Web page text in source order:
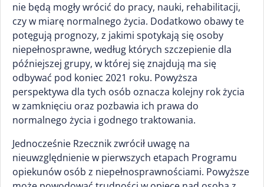
nie będą mogły wrócić do pracy, nauki, rehabilitacji,
czy w miarę normalnego życia. Dodatkowo obawy te
potęgują prognozy, z jakimi spotykają się osoby
niepełnosprawne, według których szczepienie dla
późniejszej grupy, w której się znajdują ma się
odbywać pod koniec 2021 roku. Powyższa
perspektywa dla tych osób oznacza kolejny rok życia
w zamknięciu oraz pozbawia ich prawa do
normalnego życia i godnego traktowania.
Jednocześnie Rzecznik zwrócił uwagę na
nieuwzględnienie w pierwszych etapach Programu
opiekunów osób z niepełnosprawnościami. Powyższe